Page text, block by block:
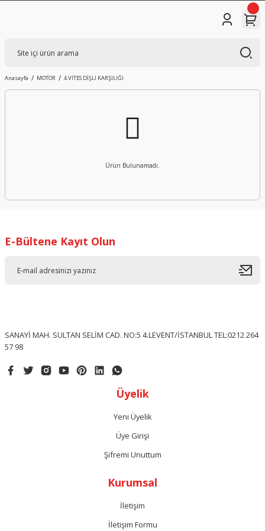
Anasayfa MOTOR 4.VİTES DİŞLİ KARŞILIĞI
Ürün Bulunamadı.
E-Bültene Kayıt Olun
SANAYİ MAH. SULTAN SELİM CAD. NO:5 4.LEVENT/İSTANBUL TEL:0212 264
57 98
Üyelik
Yeni Üyelik
Üye Girişi
Şifremi Unuttum
Kurumsal
İletişim
İletişim Formu